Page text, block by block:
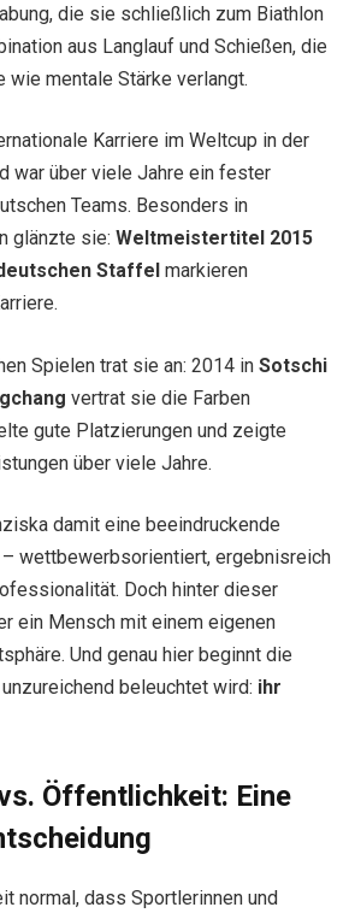
die sie schließlich zum Biathlon
aus Langlauf und Schießen, die
wie mentale Stärke verlangt.
Karriere im Weltcup in der
war über viele Jahre ein fester
Teams. Besonders in
glänzte sie: Weltmeistertitel 2015
Staffel markieren
Spielen trat sie an: 2014 in Sotschi
vertrat sie die Farben
gute Platzierungen und zeigte
über viele Jahre.
damit eine beeindruckende
– wettbewerbsorientiert, ergebnisreich
Doch hinter dieser
ein Mensch mit einem eigenen
Und genau hier beginnt die
beleuchtet wird: ihr
Öffentlichkeit: Eine
normal, dass Sportlerinnen und